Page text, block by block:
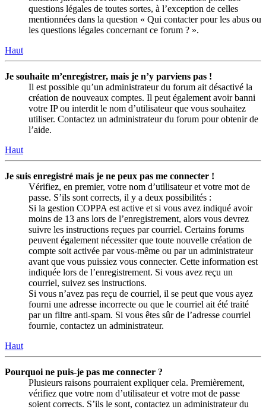
questions légales de toutes sortes, à l’exception de celles
mentionnées dans la question « Qui contacter pour les abus ou
les questions légales concernant ce forum ? ».
Haut
Je souhaite m’enregistrer, mais je n’y parviens pas !
Il est possible qu’un administrateur du forum ait désactivé la
création de nouveaux comptes. Il peut également avoir banni
votre IP ou interdit le nom d’utilisateur que vous souhaitez
utiliser. Contactez un administrateur du forum pour obtenir de
l’aide.
Haut
Je suis enregistré mais je ne peux pas me connecter !
Vérifiez, en premier, votre nom d’utilisateur et votre mot de
passe. S’ils sont corrects, il y a deux possibilités :
Si la gestion COPPA est active et si vous avez indiqué avoir
moins de 13 ans lors de l’enregistrement, alors vous devrez
suivre les instructions reçues par courriel. Certains forums
peuvent également nécessiter que toute nouvelle création de
compte soit activée par vous-même ou par un administrateur
avant que vous puissiez vous connecter. Cette information est
indiquée lors de l’enregistrement. Si vous avez reçu un
courriel, suivez ses instructions.
Si vous n’avez pas reçu de courriel, il se peut que vous ayez
fourni une adresse incorrecte ou que le courriel ait été traité
par un filtre anti-spam. Si vous êtes sûr de l’adresse courriel
fournie, contactez un administrateur.
Haut
Pourquoi ne puis-je pas me connecter ?
Plusieurs raisons pourraient expliquer cela. Premièrement,
vérifiez que votre nom d’utilisateur et votre mot de passe
soient corrects. S’ils le sont, contactez un administrateur du